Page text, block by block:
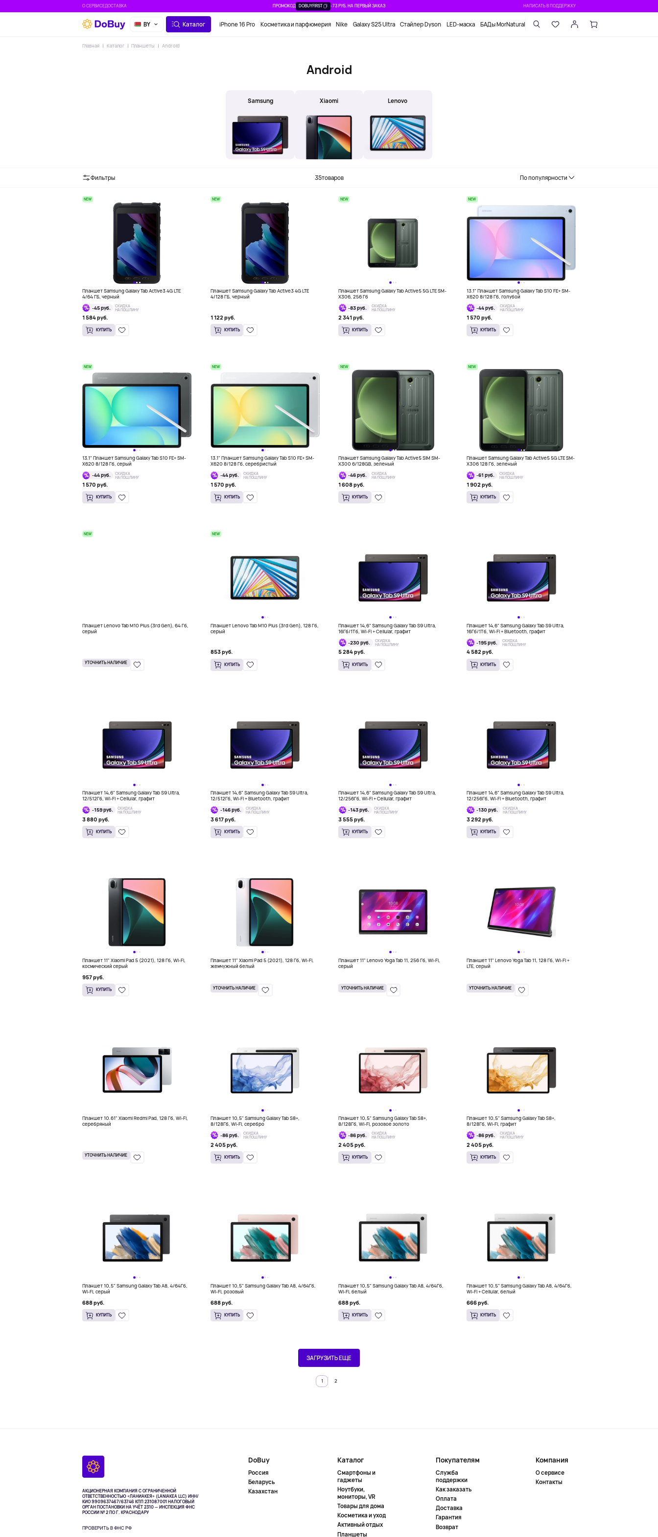
О СЕРВИСЕДОСТАВКА ПРОМОКОД DOBUYFIRST -73 РУБ. НА ПЕРВЫЙ ЗАКАЗ НАПИСАТЬ В ПОДДЕРЖКУ
BY Каталог iPhone 16 Pro Косметика и парфюмерия Nike Galaxy S25 Ultra Стайлер Dyson LED-маска БАДы MorNatural
Главная Каталог Планшеты Android
Android
Samsung Xiaomi Lenovo
Фильтры 35товаров По популярности
NEW
Планшет Samsung Galaxy Tab Active3 4G LTE
4/64 ГБ, черный
-45 руб.
СКИДКА
НА ПОШЛИНУ
1 584 руб.
КУПИТЬ
NEW
Планшет Samsung Galaxy Tab Active3 4G LTE
4/128 ГБ, черный
1 122 руб.
КУПИТЬ
NEW
Планшет Samsung Galaxy Tab Active5 5G LTE SM-
X306, 256 Гб
-83 руб.
СКИДКА
НА ПОШЛИНУ
2 341 руб.
КУПИТЬ
NEW
13.1" Планшет Samsung Galaxy Tab S10 FE+ SM-
X620 8/128 Гб, голубой
-44 руб.
СКИДКА
НА ПОШЛИНУ
1 570 руб.
КУПИТЬ
NEW
13.1" Планшет Samsung Galaxy Tab S10 FE+ SM-
X620 8/128 Гб, серый
-44 руб.
СКИДКА
НА ПОШЛИНУ
1 570 руб.
КУПИТЬ
NEW
13.1" Планшет Samsung Galaxy Tab S10 FE+ SM-
X620 8/128 Гб, серебристый
-44 руб.
СКИДКА
НА ПОШЛИНУ
1 570 руб.
КУПИТЬ
NEW
Планшет Samsung Galaxy Tab Active5 SIM SM-
X300 6/128GB, зеленый
-46 руб.
СКИДКА
НА ПОШЛИНУ
1 608 руб.
КУПИТЬ
NEW
Планшет Samsung Galaxy Tab Active5 5G LTE SM-
X306 128 Гб, зеленый
-61 руб.
СКИДКА
НА ПОШЛИНУ
1 902 руб.
КУПИТЬ
NEW
Планшет Lenovo Tab M10 Plus (3rd Gen), 64 Гб,
серый
УТОЧНИТЬ НАЛИЧИЕ
NEW
Планшет Lenovo Tab M10 Plus (3rd Gen), 128 Гб,
серый
853 руб.
КУПИТЬ
Планшет 14,6" Samsung Galaxy Tab S9 Ultra,
16Гб/1Тб, Wi-Fi + Cellular, графит
-230 руб.
СКИДКА
НА ПОШЛИНУ
5 284 руб.
КУПИТЬ
Планшет 14,6" Samsung Galaxy Tab S9 Ultra,
16Гб/1Тб, Wi-Fi + Bluetooth, графит
-195 руб.
СКИДКА
НА ПОШЛИНУ
4 582 руб.
КУПИТЬ
Планшет 14,6" Samsung Galaxy Tab S9 Ultra,
12/512Гб, Wi-Fi + Cellular, графит
-159 руб.
СКИДКА
НА ПОШЛИНУ
3 880 руб.
КУПИТЬ
Планшет 14,6" Samsung Galaxy Tab S9 Ultra,
12/512Гб, Wi-Fi + Bluetooth, графит
-146 руб.
СКИДКА
НА ПОШЛИНУ
3 617 руб.
КУПИТЬ
Планшет 14,6" Samsung Galaxy Tab S9 Ultra,
12/256Гб, Wi-Fi + Cellular, графит
-143 руб.
СКИДКА
НА ПОШЛИНУ
3 555 руб.
КУПИТЬ
Планшет 14,6" Samsung Galaxy Tab S9 Ultra,
12/256Гб, Wi-Fi + Bluetooth, графит
-130 руб.
СКИДКА
НА ПОШЛИНУ
3 292 руб.
КУПИТЬ
Планшет 11" Xiaomi Pad 5 (2021), 128 Гб, Wi-Fi,
космический серый
957 руб.
КУПИТЬ
Планшет 11" Xiaomi Pad 5 (2021), 128 Гб, Wi-Fi,
жемчужный белый
УТОЧНИТЬ НАЛИЧИЕ
Планшет 11" Lenovo Yoga Tab 11, 256 Гб, Wi-Fi,
серый
УТОЧНИТЬ НАЛИЧИЕ
Планшет 11" Lenovo Yoga Tab 11, 128 Гб, Wi-Fi +
LTE, серый
УТОЧНИТЬ НАЛИЧИЕ
Планшет 10.61" Xiaomi Redmi Pad, 128 Гб, Wi-Fi,
серебряный
УТОЧНИТЬ НАЛИЧИЕ
Планшет 10,5" Samsung Galaxy Tab S8+,
8/128Гб, Wi-Fi, серебро
-86 руб.
СКИДКА
НА ПОШЛИНУ
2 405 руб.
КУПИТЬ
Планшет 10,5" Samsung Galaxy Tab S8+,
8/128Гб, Wi-Fi, розовое золото
-86 руб.
СКИДКА
НА ПОШЛИНУ
2 405 руб.
КУПИТЬ
Планшет 10,5" Samsung Galaxy Tab S8+,
8/128Гб, Wi-Fi, графит
-86 руб.
СКИДКА
НА ПОШЛИНУ
2 405 руб.
КУПИТЬ
Планшет 10,5" Samsung Galaxy Tab A8, 4/64Гб,
Wi-Fi, серый
688 руб.
КУПИТЬ
Планшет 10,5" Samsung Galaxy Tab A8, 4/64Гб,
Wi-Fi, розовый
688 руб.
КУПИТЬ
Планшет 10,5" Samsung Galaxy Tab A8, 4/64Гб,
Wi-Fi, белый
688 руб.
КУПИТЬ
Планшет 10,5" Samsung Galaxy Tab A8, 4/64Гб,
Wi-Fi + Cellular, белый
666 руб.
КУПИТЬ
ЗАГРУЗИТЬ ЕЩЕ
1 2
АКЦИОНЕРНАЯ КОМПАНИЯ С ОГРАНИЧЕННОЙ
ОТВЕТСТВЕННОСТЬЮ «ЛАНИАКЕЯ» (LANIAKEA LLC) ИНН/
КИО 9909637467/63746 КПП 231087001НАЛОГОВЫЙ
ОРГАН ПОСТАНОВКИ НА УЧЁТ 2310 — ИНСПЕКЦИЯ ФНС
РОССИИ № 2 ПО Г. КРАСНОДАРУ
ПРОВЕРИТЬ В ФНС РФ
DoBuy
Россия
Беларусь
Казахстан
Каталог
Смартфоны и
гаджеты
Ноутбуки,
мониторы, VR
Товары для дома
Косметика и уход
Активный отдых
Планшеты
Покупателям
Служба
поддержки
Как заказать
Оплата
Доставка
Гарантия
Возврат
Компания
О сервисе
Контакты